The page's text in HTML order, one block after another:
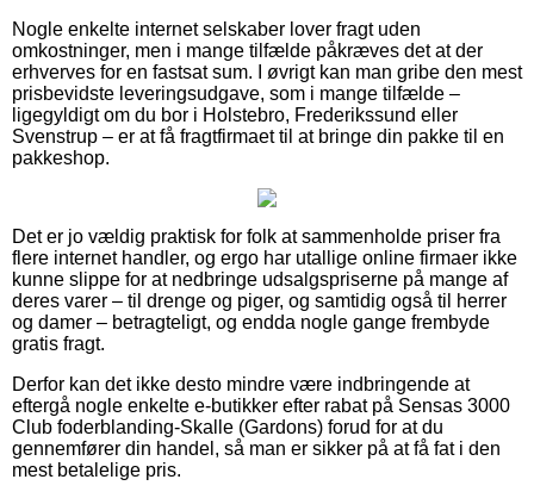
Nogle enkelte internet selskaber lover fragt uden
omkostninger, men i mange tilfælde påkræves det at der
erhverves for en fastsat sum. I øvrigt kan man gribe den mest
prisbevidste leveringsudgave, som i mange tilfælde –
ligegyldigt om du bor i Holstebro, Frederikssund eller
Svenstrup – er at få fragtfirmaet til at bringe din pakke til en
pakkeshop.
Det er jo vældig praktisk for folk at sammenholde priser fra
flere internet handler, og ergo har utallige online firmaer ikke
kunne slippe for at nedbringe udsalgspriserne på mange af
deres varer – til drenge og piger, og samtidig også til herrer
og damer – betragteligt, og endda nogle gange frembyde
gratis fragt.
Derfor kan det ikke desto mindre være indbringende at
eftergå nogle enkelte e-butikker efter rabat på Sensas 3000
Club foderblanding-Skalle (Gardons) forud for at du
gennemfører din handel, så man er sikker på at få fat i den
mest betalelige pris.